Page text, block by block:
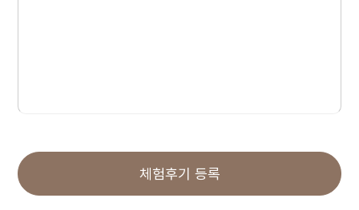
체험후기 등록